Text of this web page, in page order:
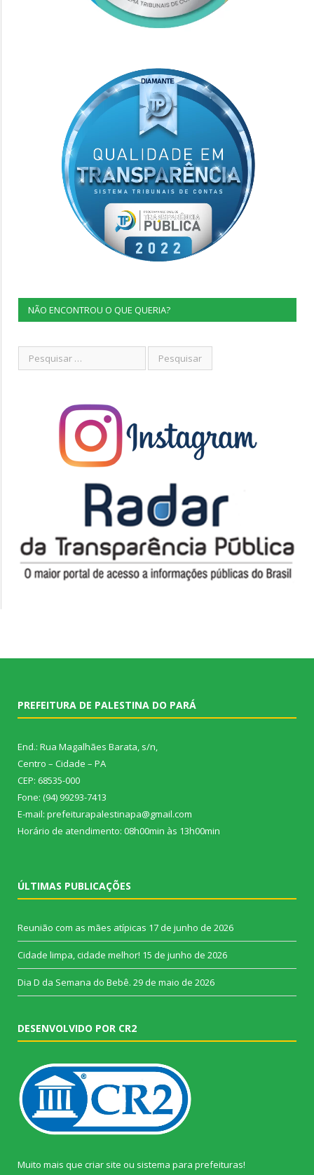
NÃO ENCONTROU O QUE QUERIA?
PREFEITURA DE PALESTINA DO PARÁ
End.: Rua Magalhães Barata, s/n,
Centro – Cidade – PA
CEP: 68535-000
Fone: (94) 99293-7413
E-mail: prefeiturapalestinapa@gmail.com
Horário de atendimento: 08h00min às 13h00min
ÚLTIMAS PUBLICAÇÕES
Reunião com as mães atípicas 17 de junho de 2026
Cidade limpa, cidade melhor! 15 de junho de 2026
Dia D da Semana do Bebê. 29 de maio de 2026
DESENVOLVIDO POR CR2
Muito mais que criar site ou sistema para prefeituras!